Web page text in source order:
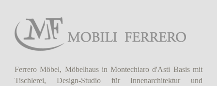
Ferrero Möbel, Möbelhaus in Montechiaro d'Asti Basis mit
Tischlerei, Design-Studio für Innenarchitektur und